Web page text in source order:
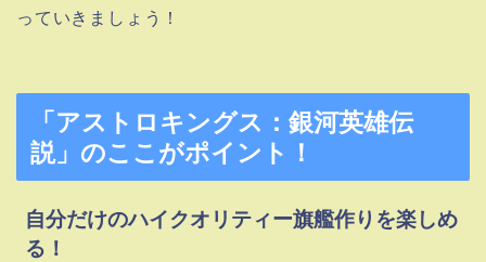
っていきましょう！
「アストロキングス：銀河英雄伝
説」のここがポイント！
自分だけのハイクオリティー旗艦作りを楽しめ
る！